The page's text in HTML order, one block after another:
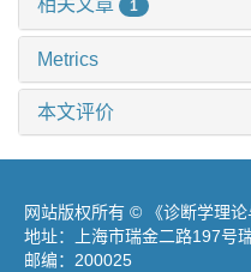
相关文章 1
Metrics
本文评价
网站版权所有 © 《诊断学理
地址：上海市瑞金二路197号
邮编：200025